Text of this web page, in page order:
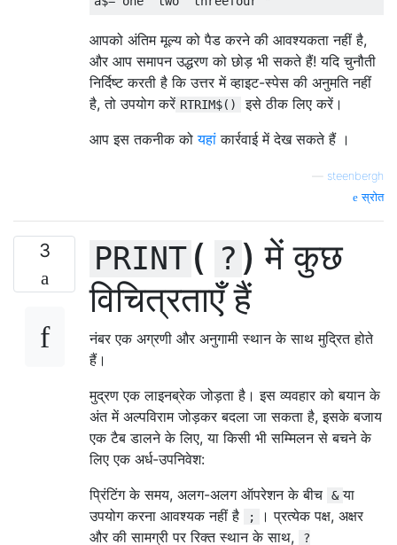
आपको अंतिम मूल्य को पैड करने की आवश्यकता नहीं है,
और आप समापन उद्धरण को छोड़ भी सकते हैं! यदि चुनौती
निर्दिष्ट करती है कि उत्तर में व्हाइट-स्पेस की अनुमति नहीं
है, तो उपयोग करें RTRIM$()
इसे ठीक लिए करें।
आप इस तकनीक कोयहां कार्रवाई में देख सकते हैं ।
steenbergh
स्रोत
3 PRINT ( ? ) में कुछ
विचित्रताएँ हैं
नंबर एक अग्रणी और अनुगामी स्थान के साथ मुद्रित होते
हैं।
मुद्रण एक लाइनब्रेक जोड़ता है। इस व्यवहार को बयान के
अंत में अल्पविराम जोड़कर बदला जा सकता है, इसके बजाय
एक टैब डालने के लिए, या किसी भी सम्मिलन से बचने के
लिए एक अर्ध-उपनिवेश:
प्रिंटिंग के समय, अलग-अलग ऑपरेशन के बीच
& या
उपयोग करना आवश्यक नहीं है
;
। प्रत्येक पक्ष, अक्षर
और की सामग्री पर रिक्त स्थान के साथ,
?